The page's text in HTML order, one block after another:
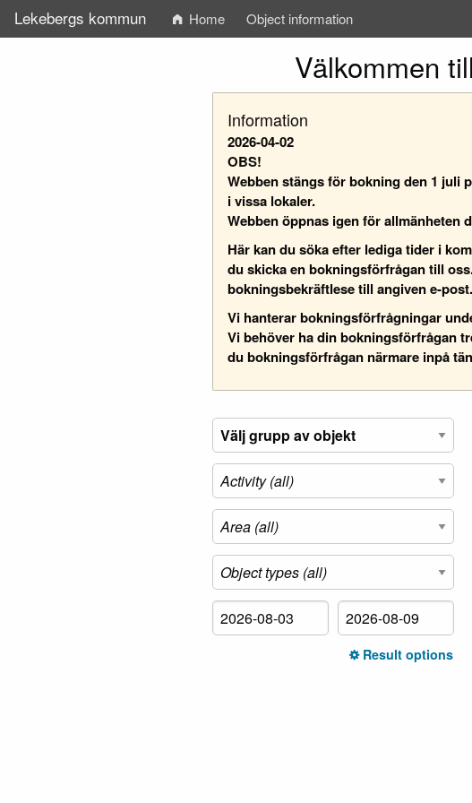
Lekebergs kommun Home Object information
Välkommen
Information
2026-04-02
OBS!
Webben stängs för bokning den 1 juli
i vissa lokaler.
Webben öppnas igen för allmänheten
Här kan du söka efter lediga tider i
du skicka en bokningsförfrågan till
bokningsbekräftlese till angiven e-
Vi hanterar bokningsförfrågningar
Vi behöver ha din bokningsförfrågan
du bokningsförfrågan närmare inpå
Result options